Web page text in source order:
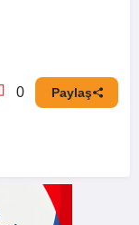
0 Paylaş